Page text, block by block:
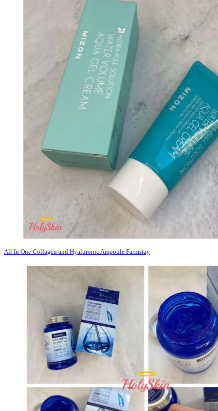
All In One Collagen and Hyaluronic Ampoule Farmstay